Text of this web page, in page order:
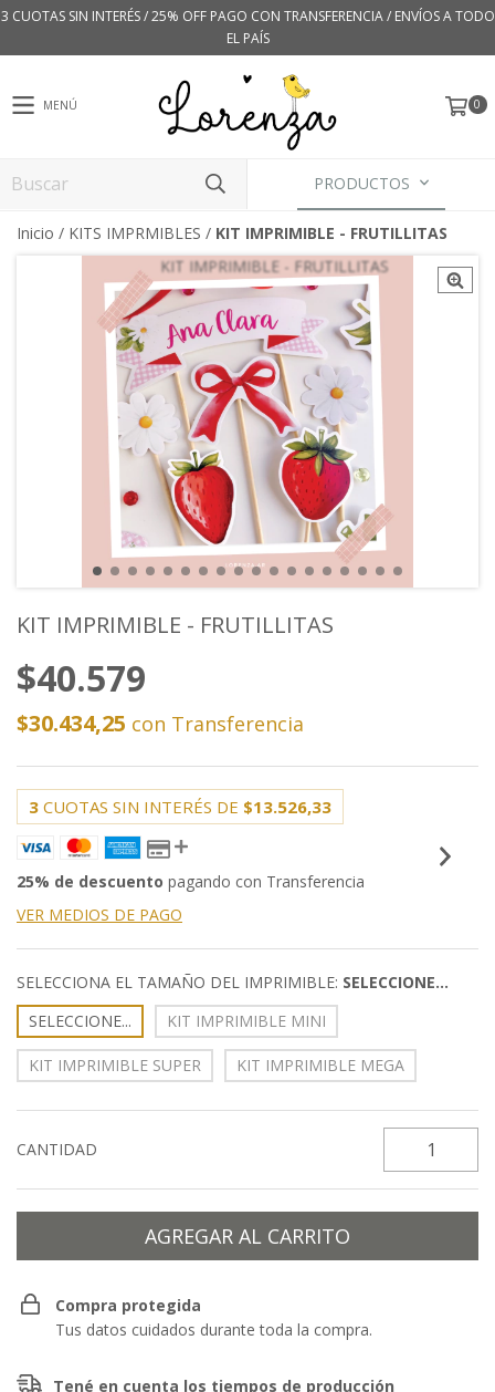
3 CUOTAS SIN INTERÉS / 25% OFF PAGO CON TRANSFERENCIA / ENVÍOS A TODO
EL PAÍS
MENÚ 0
PRODUCTOS
Inicio / KITS IMPRMIBLES / KIT IMPRIMIBLE - FRUTILLITAS
KIT IMPRIMIBLE - FRUTILLITAS
$40.579
$30.434,25 con Transferencia
3 CUOTAS SIN INTERÉS DE $13.526,33
25% de descuento pagando con Transferencia
VER MEDIOS DE PAGO
SELECCIONA EL TAMAÑO DEL IMPRIMIBLE: SELECCIONE...
SELECCIONE...
KIT IMPRIMIBLE MINI
KIT IMPRIMIBLE SUPER KIT IMPRIMIBLE MEGA
CANTIDAD
Compra protegida
Tus datos cuidados durante toda la compra.
Tené en cuenta los tiempos de producción